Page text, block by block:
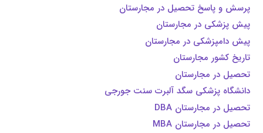
پرسش و پاسخ تحصیل در مجارستان
پیش پزشکی در مجارستان
پیش دامپزشکی در مجارستان
تاریخ کشور مجارستان
تحصیل در مجارستان
دانشگاه پزشکی سگد آلبرت سنت جورجی
تحصیل در مجارستان DBA
تحصیل در مجارستان MBA